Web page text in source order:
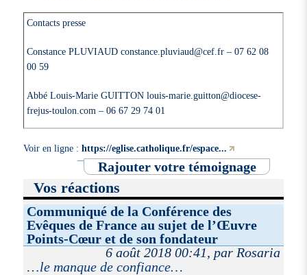
Contacts presse
Constance PLUVIAUD constance.pluviaud@cef.fr – 07 62 08
00 59
Abbé Louis-Marie GUITTON louis-marie.guitton@diocese-
frejus-toulon.com – 06 67 29 74 01
Voir en ligne :https://eglise.catholique.fr/espace...
Rajouter votre témoignage
Vos réactions
Communiqué de la Conférence des
Evêques de France au sujet de l’Œuvre
Points-Cœur et de son fondateur
6 août 2018 00:41, par Rosaria
…le manque de confiance…